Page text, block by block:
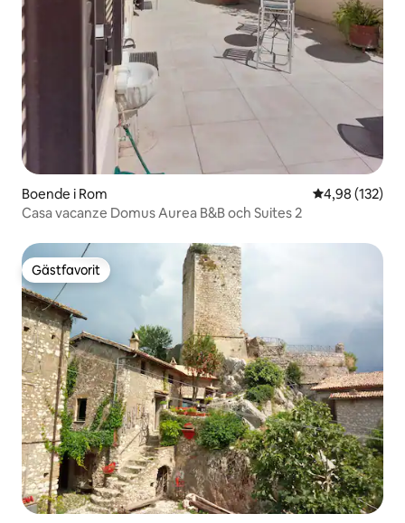
Boende i Rom 4,98 av 5 i
4,98 (132)
Casa vacanze Domus Aurea B&B och Suites 2
Gästfavorit
Gästfavorit